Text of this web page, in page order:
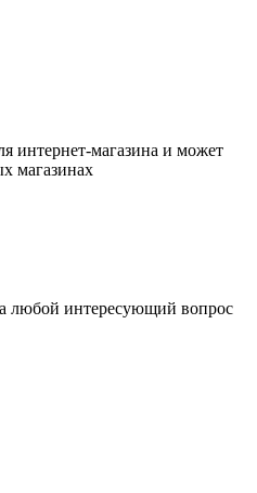
интернет-магазина и может
магазинах
любой интересующий вопрос